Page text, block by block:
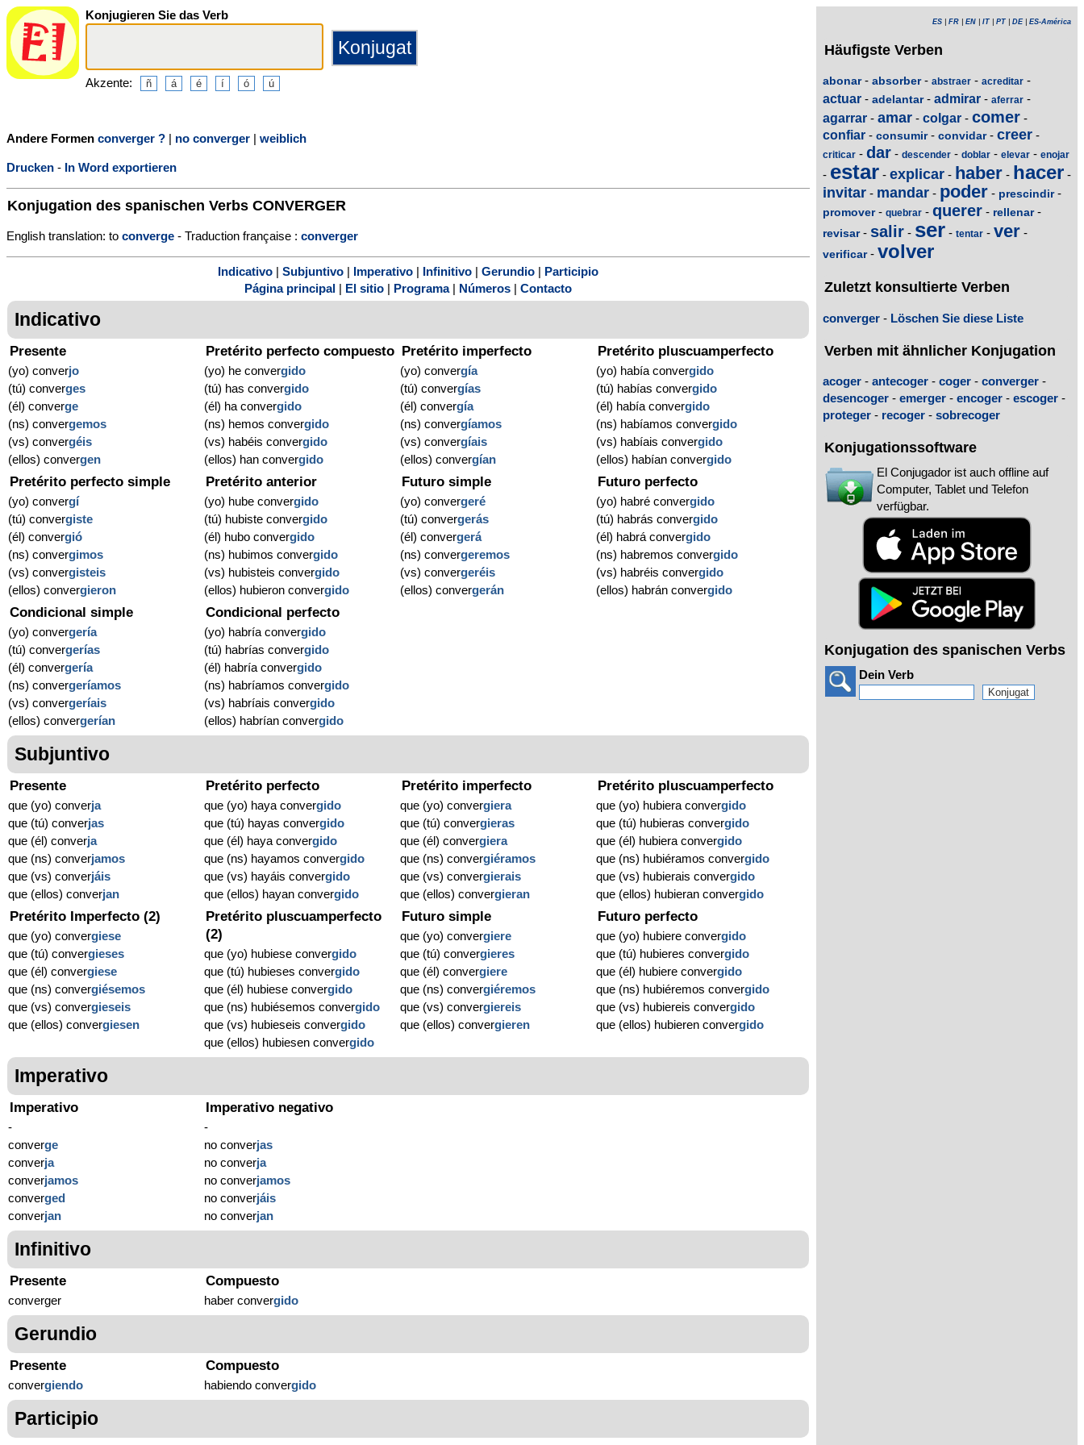
Konjugieren Sie das Verb
Akzente:
Andere Formen converger ? | no converger | weiblich
Drucken - In Word exportieren
Konjugation des spanischen Verbs CONVERGER
English translation: to converge - Traduction française : converger
Indicativo Subjuntivo Imperativo Infinitivo Gerundio
Participio
Página principal
El sitio Programa| Números Contacto
Indicativo
Presente
(yo) converjo
(tú) converges
(él) converge
(ns) convergemos
(vs) convergéis
(ellos) convergen
Pretérito perfecto compuesto
(yo) he convergido
(tú) has convergido
(él) ha convergido
(ns) hemos convergido
(vs) habéis convergido
(ellos) han convergido
Pretérito imperfecto
(yo) convergía
(tú) convergías
(él) convergía
(ns) convergíamos
(vs) convergíais
(ellos) convergían
Pretérito pluscuamperfecto
(yo) había convergido
(tú) habías convergido
(él) había convergido
(ns) habíamos convergido
(vs) habíais convergido
(ellos) habían convergido
Pretérito perfecto simple
(yo) convergí
(tú) convergiste
(él) convergió
(ns) convergimos
(vs) convergisteis
(ellos) convergieron
Pretérito anterior
(yo) hube convergido
(tú) hubiste convergido
(él) hubo convergido
(ns) hubimos convergido
(vs) hubisteis convergido
(ellos) hubieron convergido
Futuro simple
(yo) convergeré
(tú) convergerás
(él) convergerá
(ns) convergeremos
(vs) convergeréis
(ellos) convergerán
Futuro perfecto
(yo) habré convergido
(tú) habrás convergido
(él) habrá convergido
(ns) habremos convergido
(vs) habréis convergido
(ellos) habrán convergido
Condicional simple
(yo) convergería
(tú) convergerías
(él) convergería
(ns) convergeríamos
(vs) convergeríais
(ellos) convergerían
Condicional perfecto
(yo) habría convergido
(tú) habrías convergido
(él) habría convergido
(ns) habríamos convergido
(vs) habríais convergido
(ellos) habrían convergido
Subjuntivo
Presente
que (yo) converja
que (tú) converjas
que (él) converja
que (ns) converjamos
que (vs) converjáis
que (ellos) converjan
Pretérito perfecto
que (yo) haya convergido
que (tú) hayas convergido
que (él) haya convergido
que (ns) hayamos convergido
que (vs) hayáis convergido
que (ellos) hayan convergido
Pretérito imperfecto
que (yo) convergiera
que (tú) convergieras
que (él) convergiera
que (ns) convergiéramos
que (vs) convergierais
que (ellos) convergieran
Pretérito pluscuamperfecto
que (yo) hubiera convergido
que (tú) hubieras convergido
que (él) hubiera convergido
que (ns) hubiéramos convergido
que (vs) hubierais convergido
que (ellos) hubieran convergido
Pretérito Imperfecto (2)
que (yo) convergiese
que (tú) convergieses
que (él) convergiese
que (ns) convergiésemos
que (vs) convergieseis
que (ellos) convergiesen
Pretérito pluscuamperfecto
(2)
que (yo) hubiese convergido
que (tú) hubieses convergido
que (él) hubiese convergido
que (ns) hubiésemos convergido
que (vs) hubieseis convergido
que (ellos) hubiesen convergido
Futuro simple
que (yo) convergiere
que (tú) convergieres
que (él) convergiere
que (ns) convergiéremos
que (vs) convergiereis
que (ellos) convergieren
Futuro perfecto
que (yo) hubiere convergido
que (tú) hubieres convergido
que (él) hubiere convergido
que (ns) hubiéremos convergido
que (vs) hubiereis convergido
que (ellos) hubieren convergido
Imperativo
Imperativo
-
converge
converja
converjamos
converged
converjan
Imperativo negativo
-
no converjas
no converja
no converjamos
no converjáis
no converjan
Infinitivo
Presente
converger
Compuesto
haber convergido
Gerundio
Presente
convergiendo
Compuesto
habiendo convergido
Participio
ES FR EN IT PT DE| ES-América
Häufigste Verben
abonar- absorber- abstraer - acreditar -
actuar - adelantar- admirar - aferrar -
agarrar - amar - colgar - comer -
confiar - consumir- convidar- creer -
criticar - dar - descender - doblar - elevar - enojar
- estar - explicar - haber - hacer -
invitar - mandar - poder - prescindir-
promover- quebrar - querer - rellenar-
revisar- salir - ser - tentar - ver -
verificar- volver
Zuletzt konsultierte Verben
converger - Löschen Sie diese Liste
Verben mit ähnlicher Konjugation
acoger - antecoger - coger - converger -
desencoger - emerger - encoger - escoger -
proteger - recoger - sobrecoger
Konjugationssoftware
El Conjugador ist auch offline auf
Computer, Tablet und Telefon
verfügbar.
Konjugation des spanischen Verbs
Dein Verb